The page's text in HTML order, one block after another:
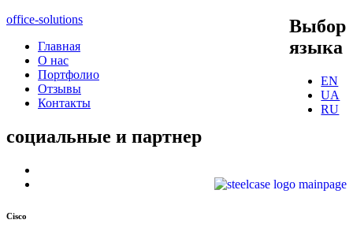
office-solutions
Главная
О нас
Портфолио
Отзывы
Контакты
социальные и партнер
Выбор
языка
EN
UA
RU
Cisco